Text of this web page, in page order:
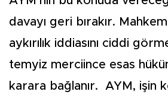
davayı geri bırakır.
aykırılık iddiasını ciddi
temyiz merciince esas
karara bağlanır. AYM, işin